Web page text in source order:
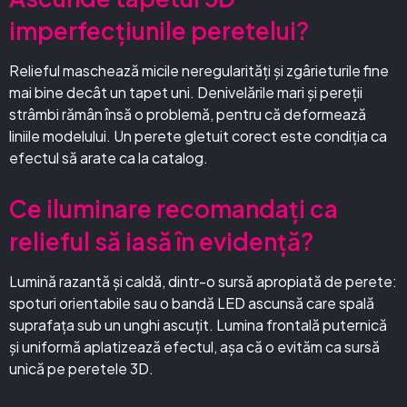
imperfecțiunile peretelui?
Relieful maschează micile neregularități și zgârieturile fine
mai bine decât un tapet uni. Denivelările mari și pereții
strâmbi rămân însă o problemă, pentru că deformează
liniile modelului. Un perete gletuit corect este condiția ca
efectul să arate ca la catalog.
Ce iluminare recomandați ca
relieful să iasă în evidență?
Lumină razantă și caldă, dintr-o sursă apropiată de perete:
spoturi orientabile sau o bandă LED ascunsă care spală
suprafața sub un unghi ascuțit. Lumina frontală puternică
și uniformă aplatizează efectul, așa că o evităm ca sursă
unică pe peretele 3D.